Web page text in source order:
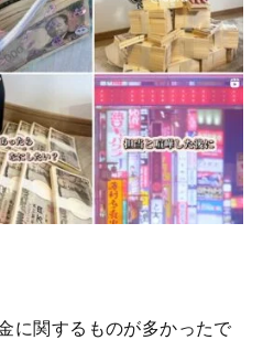
に関するものが多かったで